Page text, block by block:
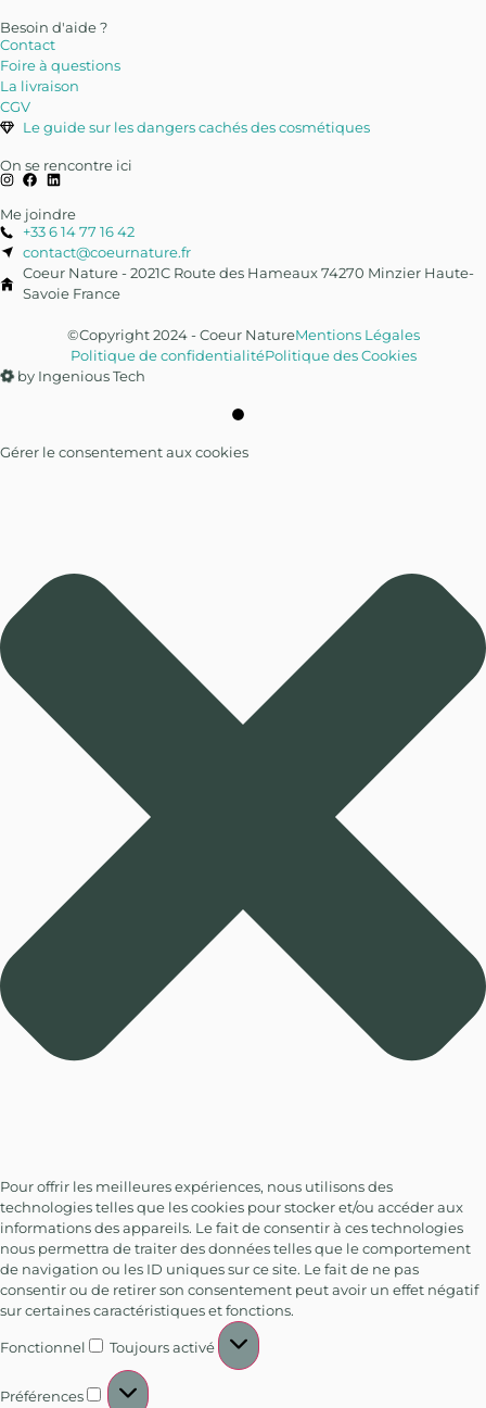
Besoin d'aide ?
Contact
Foire à questions
La livraison
CGV
Le guide sur les dangers cachés des cosmétiques
On se rencontre ici
Me joindre
+33 6 14 77 16 42
contact@coeurnature.fr
Coeur Nature - 2021C Route des Hameaux 74270 Minzier Haute-
Savoie France
©Copyright 2024 - Coeur NatureMentions Légales
Politique de confidentialitéPolitique des Cookies
by Ingenious Tech
Gérer le consentement aux cookies
Pour offrir les meilleures expériences, nous utilisons des
technologies telles que les cookies pour stocker et/ou accéder aux
informations des appareils. Le fait de consentir à ces technologies
nous permettra de traiter des données telles que le comportement
de navigation ou les ID uniques sur ce site. Le fait de ne pas
consentir ou de retirer son consentement peut avoir un effet négatif
sur certaines caractéristiques et fonctions.
Fonctionnel Toujours activé
Préférences